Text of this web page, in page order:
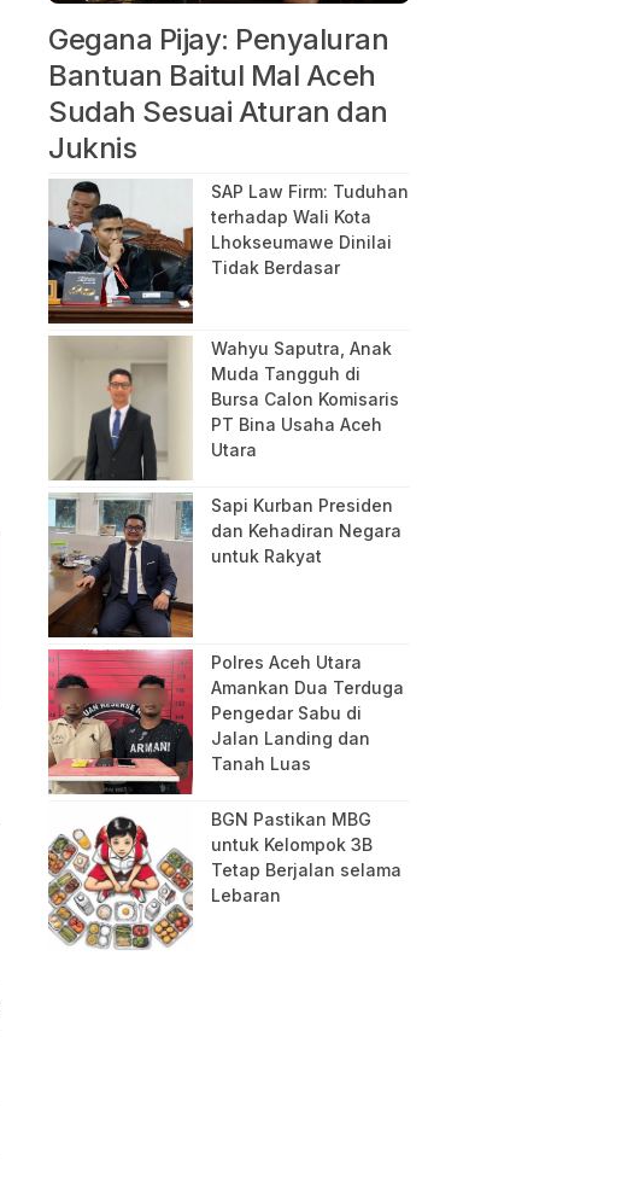
Gegana Pijay: Penyaluran
Bantuan Baitul Mal Aceh
Sudah Sesuai Aturan dan
Juknis
SAP Law Firm: Tuduhan
terhadap Wali Kota
Lhokseumawe Dinilai
Tidak Berdasar
Wahyu Saputra, Anak
Muda Tangguh di
Bursa Calon Komisaris
PT Bina Usaha Aceh
Utara
Sapi Kurban Presiden
dan Kehadiran Negara
untuk Rakyat
Polres Aceh Utara
Amankan Dua Terduga
Pengedar Sabu di
Jalan Landing dan
Tanah Luas
BGN Pastikan MBG
untuk Kelompok 3B
Tetap Berjalan selama
Lebaran